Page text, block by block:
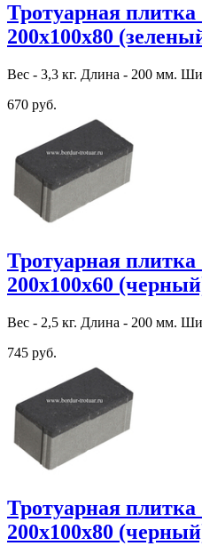
Тротуарная
200х100х80
Вес - 3,3 кг. Длина - 200 мм.
670 руб.
Тротуарная
200х100х60
Вес - 2,5 кг. Длина - 200 мм.
745 руб.
Тротуарная
200х100х80